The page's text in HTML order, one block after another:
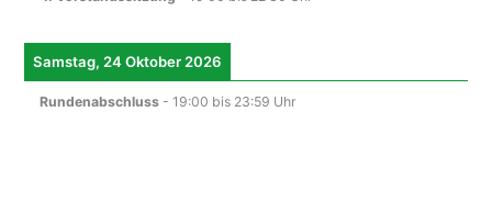
Samstag, 24 Oktober 2026
Rundenabschluss - 19:00 bis 23:59 Uhr